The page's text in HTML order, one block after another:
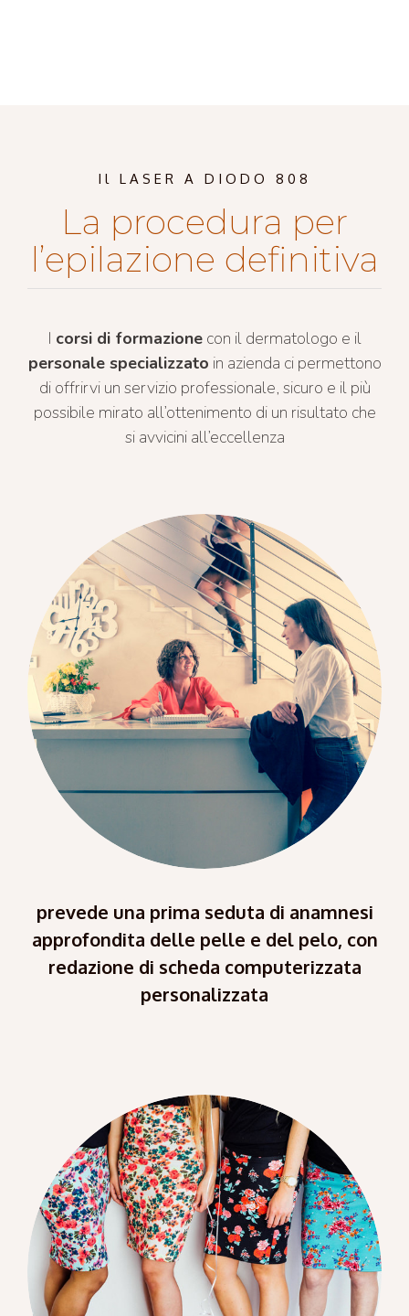
Il LASER A DIODO 808
La procedura per
l’epilazione definitiva
I corsi di formazione con il dermatologo e il
personale specializzato in azienda ci permettono
di offrirvi un servizio professionale, sicuro e il più
possibile mirato all’ottenimento di un risultato che
si avvicini all’eccellenza
prevede una prima seduta di anamnesi
approfondita delle pelle e del pelo, con
redazione di scheda computerizzata
personalizzata